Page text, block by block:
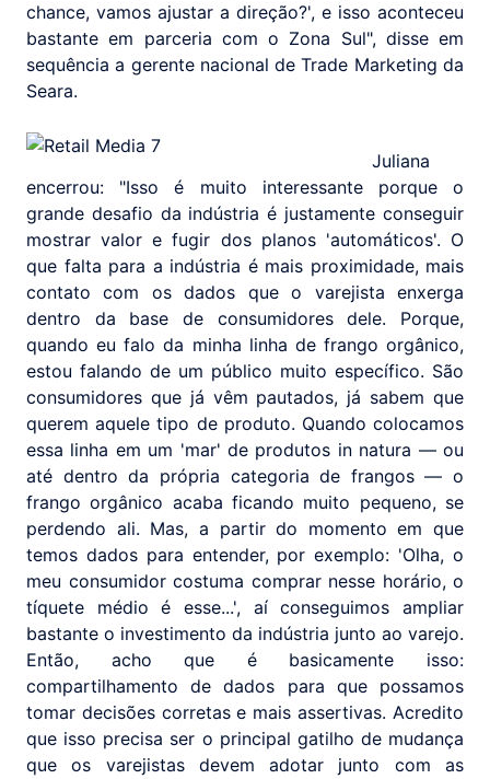
chance, vamos ajustar a direção?', e isso aconteceu
bastante em parceria com o Zona Sul", disse em
sequência a gerente nacional de Trade Marketing da
Seara.
Juliana
encerrou: "Isso é muito interessante porque o
grande desafio da indústria é justamente conseguir
mostrar valor e fugir dos planos 'automáticos'. O
que falta para a indústria é mais proximidade, mais
contato com os dados que o varejista enxerga
dentro da base de consumidores dele. Porque,
quando eu falo da minha linha de frango orgânico,
estou falando de um público muito específico. São
consumidores que já vêm pautados, já sabem que
querem aquele tipo de produto. Quando colocamos
essa linha em um 'mar' de produtos in natura — ou
até dentro da própria categoria de frangos — o
frango orgânico acaba ficando muito pequeno, se
perdendo ali. Mas, a partir do momento em que
temos dados para entender, por exemplo: 'Olha, o
meu consumidor costuma comprar nesse horário, o
tíquete médio é esse...', aí conseguimos ampliar
bastante o investimento da indústria junto ao varejo.
Então, acho que é basicamente isso:
compartilhamento de dados para que possamos
tomar decisões corretas e mais assertivas. Acredito
que isso precisa ser o principal gatilho de mudança
que os varejistas devem adotar junto com as